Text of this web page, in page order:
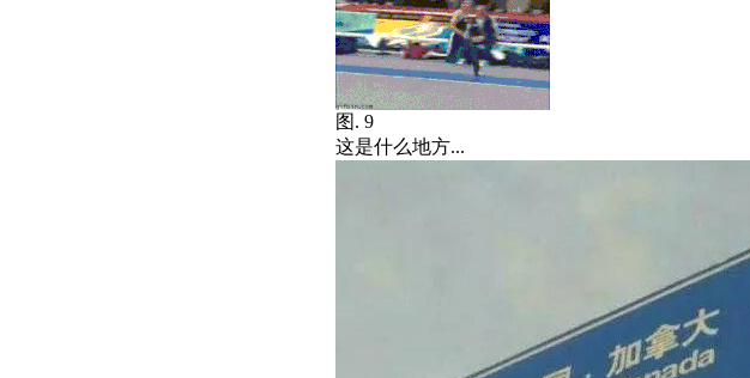
图. 9
这是什么地方...